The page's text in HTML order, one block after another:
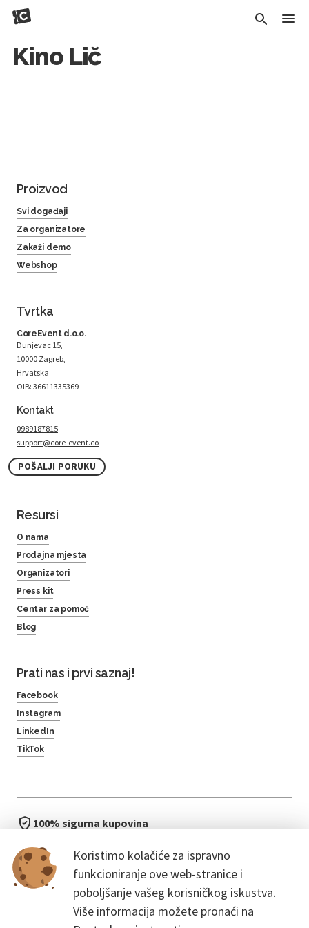
Kino Lič
Koristimo kolačiće za ispravno
funkcioniranje ove web-stranice i
poboljšanje vašeg korisničkog iskustva.
Više informacija možete pronaći na
Proizvod
Svi događaji
Za organizatore
Zakaži demo
Webshop
Tvrtka
CoreEvent d.o.o.
Dunjevac 15,
10000 Zagreb,
Hrvatska
OIB: 36611335369
Kontakt
0989187815
support@core-event.co
POŠALJI PORUKU
Resursi
O nama
Prodajna mjesta
Organizatori
Press kit
Centar za pomoć
Blog
Prati nas i prvi saznaj!
Facebook
Instagram
LinkedIn
TikTok
100% sigurna kupovina
bez čekanja u redu